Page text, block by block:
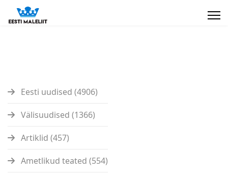
Eesti uudised (4906)
Välisuudised (1366)
Artiklid (457)
Ametlikud teated (554)